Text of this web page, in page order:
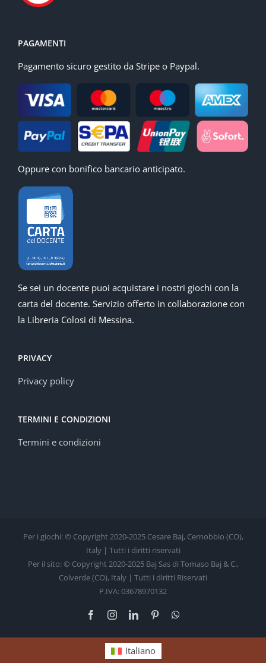
PAGAMENTI
Pagamento sicuro gestito da Stripe o Paypal.
Oppure con bonifico bancario anticipato.
Se sei un docente puoi acquistare i nostri giochi con la
carta del docente. Servizio offerto in collaborazione con
la Libreria Colosi di Messina.
PRIVACY
Privacy policy
TERMINI E CONDIZIONI
Termini e condizioni
Per i giochi: © Copyright 2020-2025 Cesare Baj, Cernobbio (CO),
Italy | Tutti i diritti riservati
Per il sito: © Copyright 2020-2025 Baj Sas di Tomaso Baj & C.,
Colverde (CO), Italy | Tutti i diritti Riservati
P.IVA: 03678970132
FacebookInstagramLinkedInPinterest
Italiano